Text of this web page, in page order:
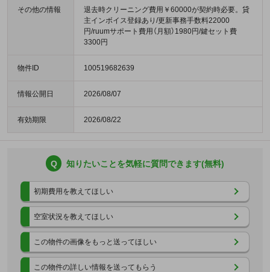
その他の情報
退去時クリーニング費用￥60000が契約時必要。貸
主インボイス登録あり/更新事務手数料22000
円/ruumサポート費用（月額）1980円/鍵セット費
3300円
物件ID 100519682639
情報公開日 2026/08/07
有効期限 2026/08/22
Q 知りたいことを気軽に質問できます(無料)
初期費用を教えてほしい
空室状況を教えてほしい
この物件の画像をもっと送ってほしい
この物件の詳しい情報を送ってもらう